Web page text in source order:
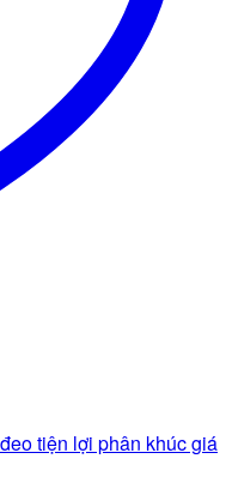
tiện lợi phân khúc giá